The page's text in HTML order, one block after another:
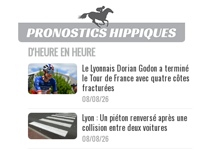
D'HEURE EN HEURE
Le Lyonnais Dorian Godon a terminé
le Tour de France avec quatre côtes
fracturées
08/08/26
Lyon : Un piéton renversé après une
collision entre deux voitures
08/08/26